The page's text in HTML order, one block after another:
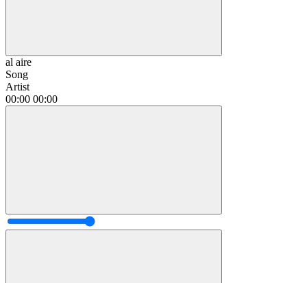
al aire
Song
Artist
00:00 00:00